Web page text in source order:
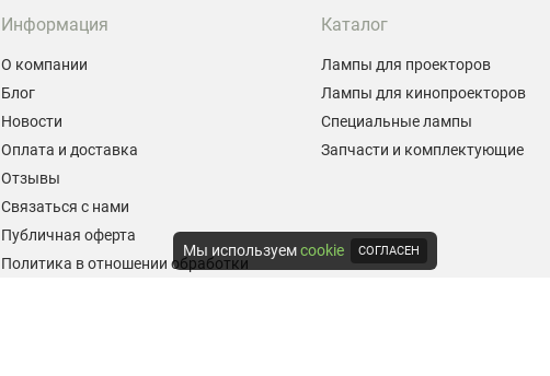
Информация
О компании
Блог
Новости
Оплата и доставка
Отзывы
Связаться с нами
Публичная оферта
Политика в отношении обработки
Каталог
Лампы для проекторов
Лампы для кинопроекторов
Специальные лампы
Запчасти и комплектующие
Мы используемcookie СОГЛАСЕН